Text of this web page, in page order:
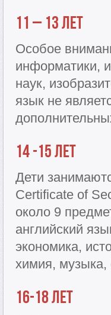
11 – 13 лет
Особое
информатики,
наук,
язык не
14 -15 лет
Дети
Certificate of
около 9
английский
экономика,
химия, музыка,
16-18 лет